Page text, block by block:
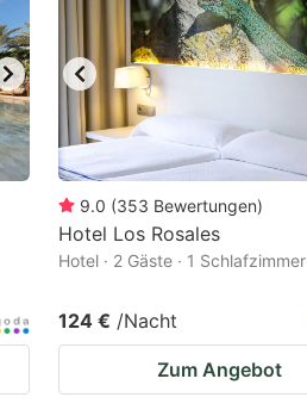
mark
key
to
get
the
keyboard
shortcuts
changing
dates.
9.0 (353 Bewertungen)
Hotel Los Rosales
Hotel · 2 Gäste · 1 Schlafzimmer
124 € /Nacht
Zum Angebot